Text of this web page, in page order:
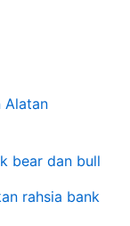
Alatan
bear dan bull
rahsia bank